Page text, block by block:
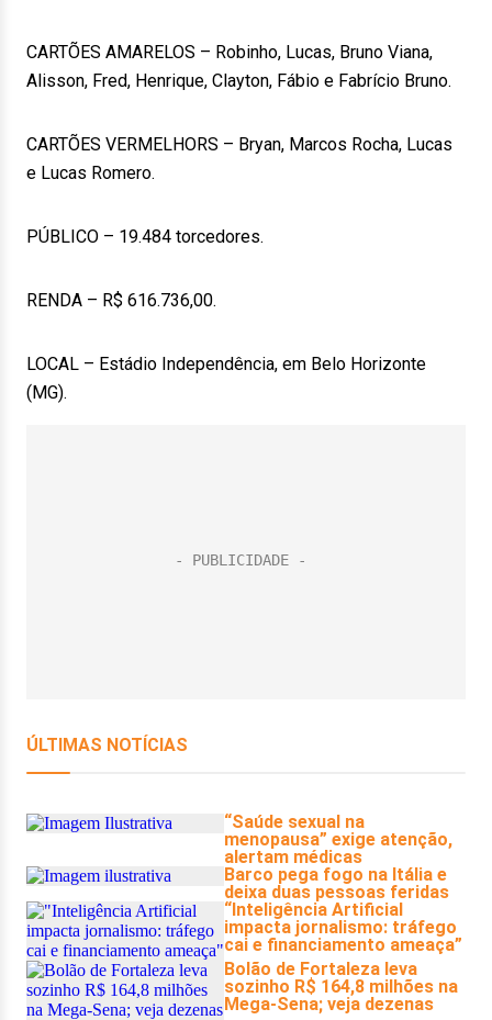
CARTÕES AMARELOS – Robinho, Lucas, Bruno Viana,
Alisson, Fred, Henrique, Clayton, Fábio e Fabrício Bruno.
CARTÕES VERMELHORS – Bryan, Marcos Rocha, Lucas
e Lucas Romero.
PÚBLICO – 19.484 torcedores.
RENDA – R$ 616.736,00.
LOCAL – Estádio Independência, em Belo Horizonte
(MG).